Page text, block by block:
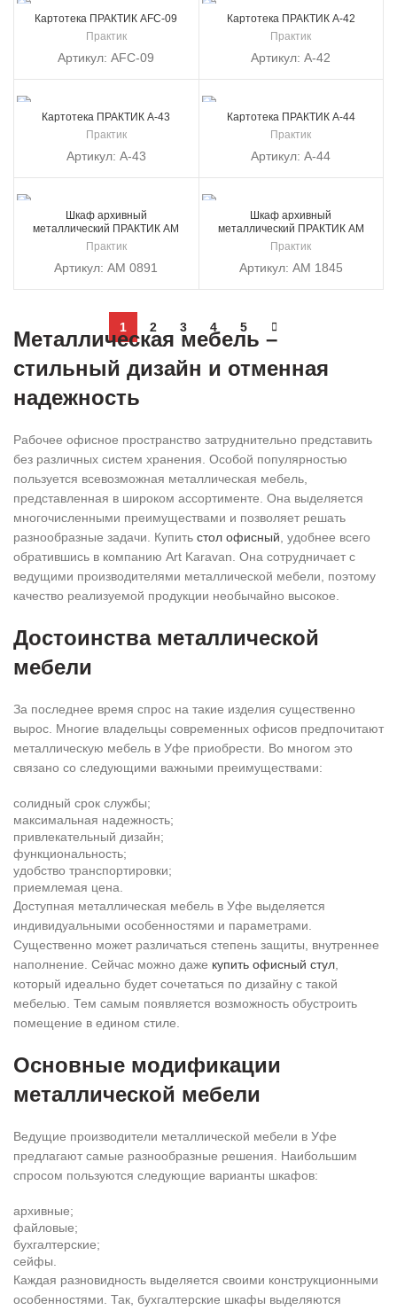
Картотека ПРАКТИК AFC-09
Практик
Артикул:AFC-09
Картотека ПРАКТИК А-42
Практик
Артикул:А-42
Картотека ПРАКТИК А-43
Практик
Артикул: А-43
Картотека ПРАКТИК А-44
Практик
Артикул:А-44
Шкаф архивный
металлический ПРАКТИК AM
0891
Практик
Артикул:AM 0891
Шкаф архивный
металлический ПРАКТИК AM
1845
Практик
Артикул: AM 1845
1 2 3 4 5
Металлическая мебель –
стильный дизайн и отменная
надежность
Рабочее офисное пространство затруднительно представить
без различных систем хранения. Особой популярностью
пользуется всевозможная металлическая мебель,
представленная в широком ассортименте. Она выделяется
многочисленными преимуществами и позволяет решать
разнообразные задачи. Купить стол офисный , удобнее всего
обратившись в компанию Art Karavan. Она сотрудничает с
ведущими производителями металлической мебели, поэтому
качество реализуемой продукции необычайно высокое.
Достоинства металлической
мебели
За последнее время спрос на такие изделия существенно
вырос. Многие владельцы современных офисов предпочитают
металлическую мебель в Уфе приобрести. Во многом это
связано со следующими важными преимуществами:
солидный срок службы;
максимальная надежность;
привлекательный дизайн;
функциональность;
удобство транспортировки;
приемлемая цена.
Доступная металлическая мебель в Уфе выделяется
индивидуальными особенностями и параметрами.
Существенно может различаться степень защиты, внутреннее
наполнение. Сейчас можно даже купить офисный стул
который идеально будет сочетаться по дизайну с такой
мебелью. Тем самым появляется возможность обустроить
помещение в едином стиле.
Основные модификации
металлической мебели
Ведущие производители металлической мебели в Уфе
предлагают самые разнообразные решения. Наибольшим
спросом пользуются следующие варианты шкафов:
архивные;
файловые;
бухгалтерские;
сейфы.
Каждая разновидность выделяется своими конструкционными
особенностями. Так, бухгалтерские шкафы выделяются